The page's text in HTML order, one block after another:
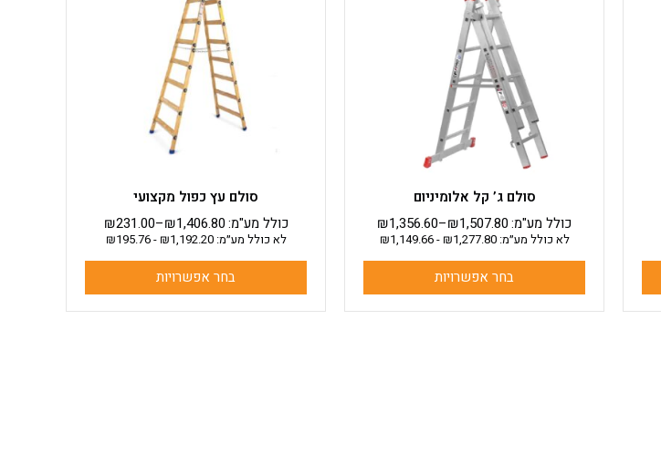
סולם ג’ קל אלומיניום
₪1,356.60–₪1,507.80כולל מע"מ:
לא כולל מע״מ: ₪1,277.80
-
₪1,149.66
בחר אפשרויות
מספר
סוגים.
ניתן
לבחור
את
האפשרויות
בעמוד
המוצר
סולם עץ כפול מקצועי
₪231.00–₪1,406.80כולל מע"מ:
לא כולל מע״מ: ₪1,192.20
-
₪195.76
בחר אפשרויות
מספר
סוגים.
ניתן
לבחור
את
האפשרויות
בעמוד